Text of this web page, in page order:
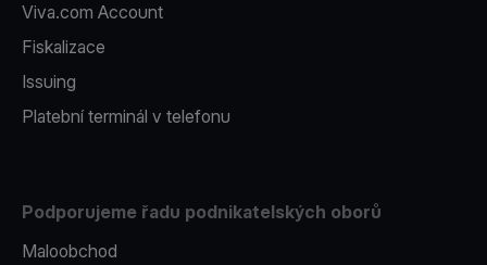
Viva.com Account
Fiskalizace
Issuing
Platební terminál v telefonu
Podporujeme řadu podnikatelských oborů
Maloobchod